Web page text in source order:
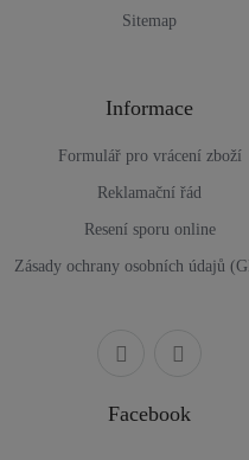
Sitemap
Informace
Formulář pro vrácení zboží
Reklamační řád
Resení sporu online
Zásady ochrany osobních údajů
Facebook